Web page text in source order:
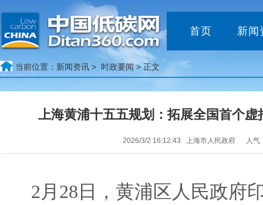
首页 新闻
当前位置： 新闻资讯 > 时政要闻> 正文
上海黄浦十五五规划：拓展全国首个
2026/3/2 16:12:43 上海市人民政府 人气
2月28日，黄浦区人民政府